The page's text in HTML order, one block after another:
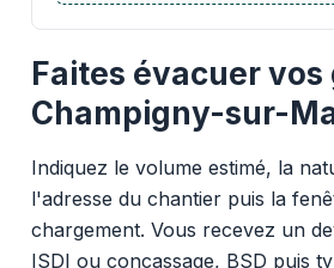
Faites évacuer vos
Champigny-sur-
Indiquez le volume estimé, la
l'adresse du chantier puis la
chargement. Vous recevez un
ISDI ou concassage, BSD puis